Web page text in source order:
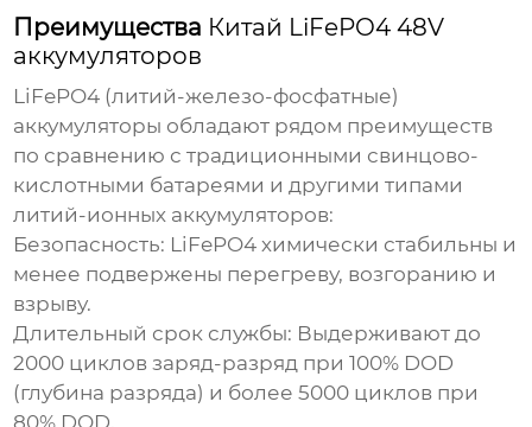
Преимущества Китай LiFePO4 48V
аккумуляторов
LiFePO4 (литий-железо-фосфатные)
аккумуляторы обладают рядом преимуществ
по сравнению с традиционными свинцово-
кислотными батареями и другими типами
литий-ионных аккумуляторов:
Безопасность: LiFePO4 химически стабильны и
менее подвержены перегреву, возгоранию и
взрыву.
Длительный срок службы: Выдерживают до
2000 циклов заряд-разряд при 100% DOD
(глубина разряда) и более 5000 циклов при